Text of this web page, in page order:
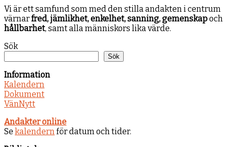
Vi är ett samfund som med den stilla andakten i centrum
värnarfred, jämlikhet, enkelhet, sanning, gemenskapoch
hållbarhet, samt alla människors lika värde.
Sök
Sök
Information
Kalendern
Dokument
VänNytt
Andakter online
Se kalendernför datum och tider.